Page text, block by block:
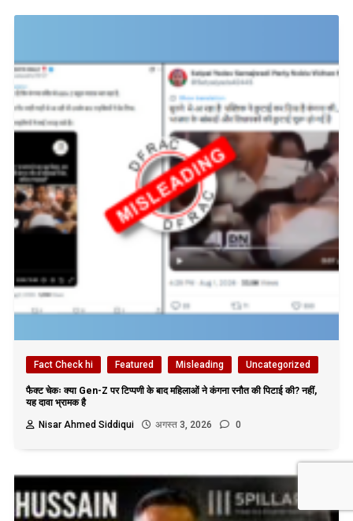
Fact Check hi Featured Misleading Uncategorized
फैक्ट चेकः क्या Gen-Z पर टिप्पणी के बाद महिलाओं ने कंगना रनौत की पिटाई की? नहीं,
यह दावा भ्रामक है
Nisar Ahmed Siddiqui
अगस्त 3, 2026 0